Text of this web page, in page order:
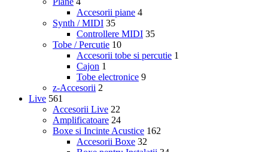
Accesorii piane 4
Synth / MIDI 35
Controllere MIDI 35
Tobe / Percutie 10
Accesorii tobe si percutie 1
Cajon 1
Tobe electronice 9
z-Accesorii 2
Live 561
Accesorii Live 22
Amplificatoare 24
Boxe si Incinte Acustice 162
Accesorii Boxe 32